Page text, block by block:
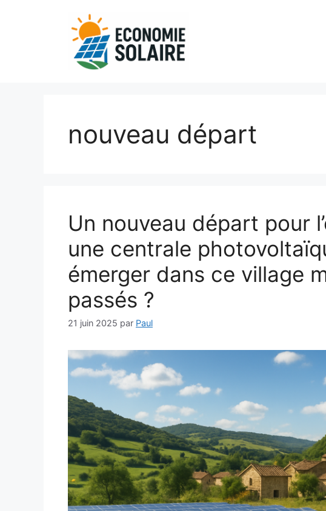
nouveau départ
Un nouveau départ pour
une centrale
émerger dans ce village
passés ?
21 juin 2025 par Paul